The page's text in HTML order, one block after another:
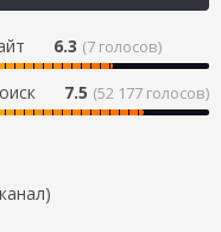
6.3 (7 голосов)
7.5 (52 177 голосов)